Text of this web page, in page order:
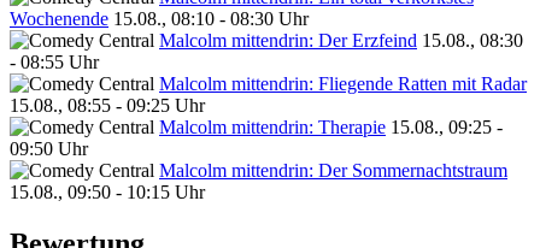
Wochenende 15.08., 08:10 - 08:30 Uhr
Malcolm mittendrin: Der Erzfeind 15.08., 08:30
- 08:55 Uhr
Malcolm mittendrin: Fliegende Ratten mit Radar
15.08., 08:55 - 09:25 Uhr
Malcolm mittendrin: Therapie 15.08., 09:25 -
09:50 Uhr
Malcolm mittendrin: Der Sommernachtstraum
15.08., 09:50 - 10:15 Uhr